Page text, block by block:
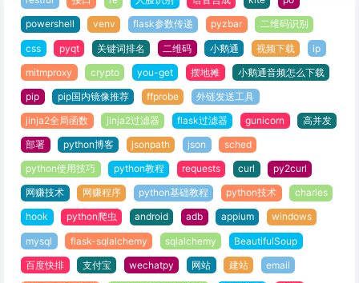
powershell venv flask参数传递 pyzbar 二维码识别
css pyqt 关键词排名 二维码 小鹅通 视频下载 ip
mitmproxy crypto you-get 摆地摊 小鹅通音频怎么下载
pip pip国内镜像推荐 ffprobe 外链发送工具
jinja2全局函数 jinja2过滤器 flask过滤器 gunicorn 高并发
部署 python博客 jsonpath json sched
python使用技巧 python教程 requests curl py2curl
网赚技术 网赚程序 python基础教程 python技术 charles
hook python爬虫 android adb appium windows
mysql flask-sqlalchemy sqlalchemy BeautifulSoup
百度快排 支付宝 wechatpy 网站 建站 email